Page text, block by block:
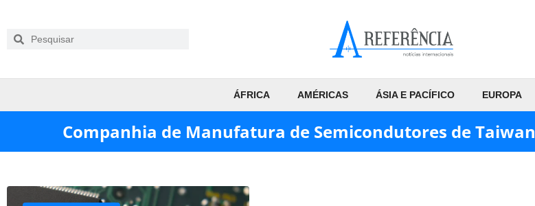
ÁFRICA AMÉRICAS ÁSIA E PACÍFICO EUROPA
Companhia de Manufatura de Semicondutores de Taiwan